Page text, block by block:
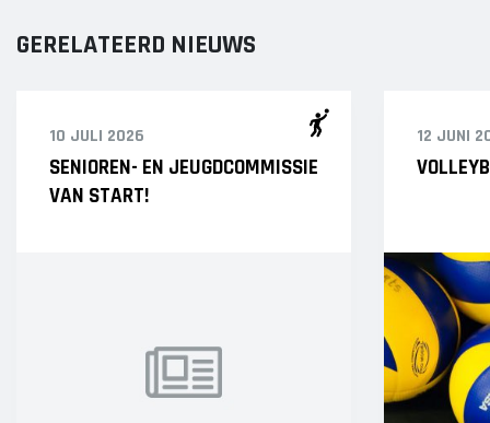
GERELATEERD NIEUWS
10 JULI 2026
SENIOREN- EN JEUGDCOMMISSIE
VAN START!
12 JUNI